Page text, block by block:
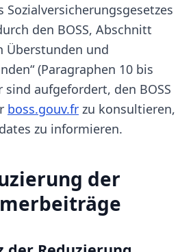
Sozialversicherungsgesetzes
den BOSS, Abschnitt
Überstunden und
(Paragraphen 10 bis
sind aufgefordert, den BOSS
boss.gouv.fr zu konsultieren,
zu informieren.
der